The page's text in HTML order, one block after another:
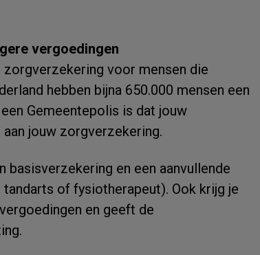
vergoedingen
voor mensen die
hebben bijna 650.000 mensen een
Gemeentepolis is dat jouw
jouw zorgverzekering.
basisverzekering en een aanvullende
of fysiotherapeut). Ook krijg je
en geeft de